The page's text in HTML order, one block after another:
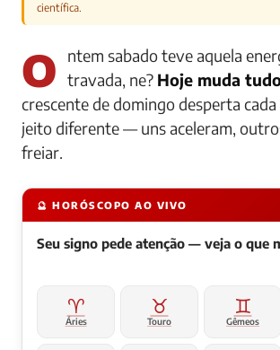
científica.
Ontem sabado teve aquela energia meio travada, ne? Hoje muda
crescente de domingo desperta
jeito diferente — uns aceleram,
freiar.
🔮 HORÓSCOPO AO VIVO
Seu signo pede atenção — veja o que
♈
Áries
♉
Touro
♊
Gêmeos